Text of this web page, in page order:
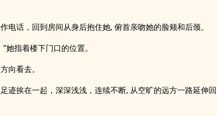
电话，回到房间从身后抱住她, 俯首亲吻她的脸颊和后颈。
她指着楼下门口的位置。
向看去。
迹挨在一起，深深浅浅，连续不断, 从空旷的远方一路延伸回